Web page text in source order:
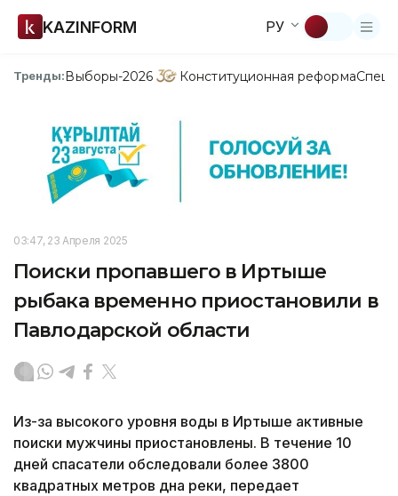
KAZINFORM РУ
Тренды:Выборы-2026 Конституционная реформа
03:47, 23 Апреля 2025
Поиски пропавшего в Иртыше
рыбака временно приостановили в
Павлодарской области
Из-за высокого уровня воды в Иртыше активные
поиски мужчины приостановлены. В течение 10
дней спасатели обследовали более 3800
квадратных метров дна реки, передает